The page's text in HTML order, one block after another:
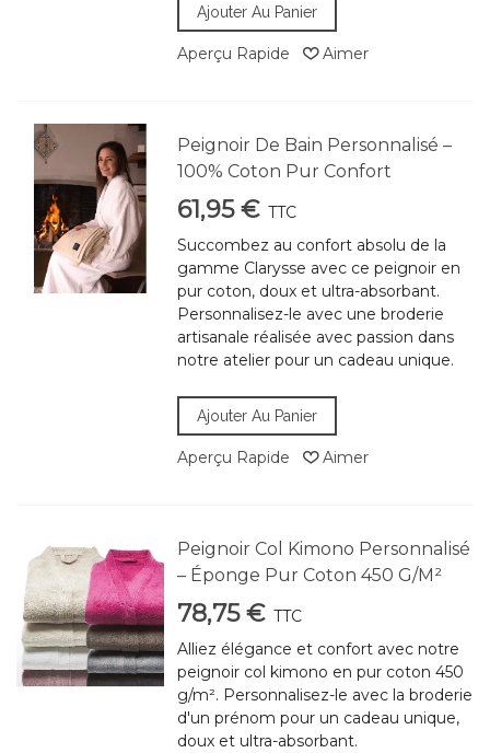
Ajouter Au Panier
Aperçu Rapide Aimer
Peignoir De Bain Personnalisé –
100% Coton Pur Confort
61,95 € TTC
Succombez au confort absolu de la
gamme Clarysse avec ce peignoir en
pur coton, doux et ultra-absorbant.
Personnalisez-le avec une broderie
artisanale réalisée avec passion dans
notre atelier pour un cadeau unique.
Ajouter Au Panier
Aperçu Rapide Aimer
Peignoir Col Kimono Personnalisé
– Éponge Pur Coton 450 G/m²
78,75 € TTC
Alliez élégance et confort avec notre
peignoir col kimono en pur coton 450
g/m². Personnalisez-le avec la broderie
d'un prénom pour un cadeau unique,
doux et ultra-absorbant.